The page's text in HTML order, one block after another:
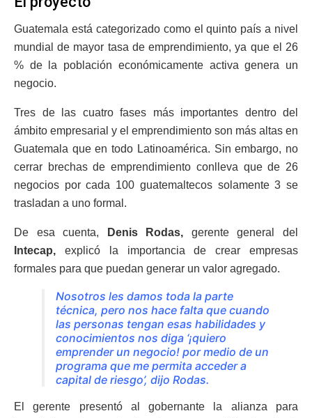
Guatemala está categorizado como el quinto país a nivel
mundial de mayor tasa de emprendimiento, ya que el 26
% de la población económicamente activa genera un
negocio.
Tres de las cuatro fases más importantes dentro del
ámbito empresarial y el emprendimiento son más altas en
Guatemala que en todo Latinoamérica. Sin embargo, no
cerrar brechas de emprendimiento conlleva que de 26
negocios por cada 100 guatemaltecos solamente 3 se
trasladan a uno formal.
De esa cuenta, Denis Rodas, gerente general del
Intecap, explicó la importancia de crear empresas
formales para que puedan generar un valor agregado.
Nosotros les damos toda la parte
técnica, pero nos hace falta que cuando
las personas tengan esas habilidades y
conocimientos nos diga ‘¡quiero
emprender un negocio! por medio de un
programa que me permita acceder a
capital de riesgo’, dijo Rodas.
El gerente presentó al gobernante la alianza para